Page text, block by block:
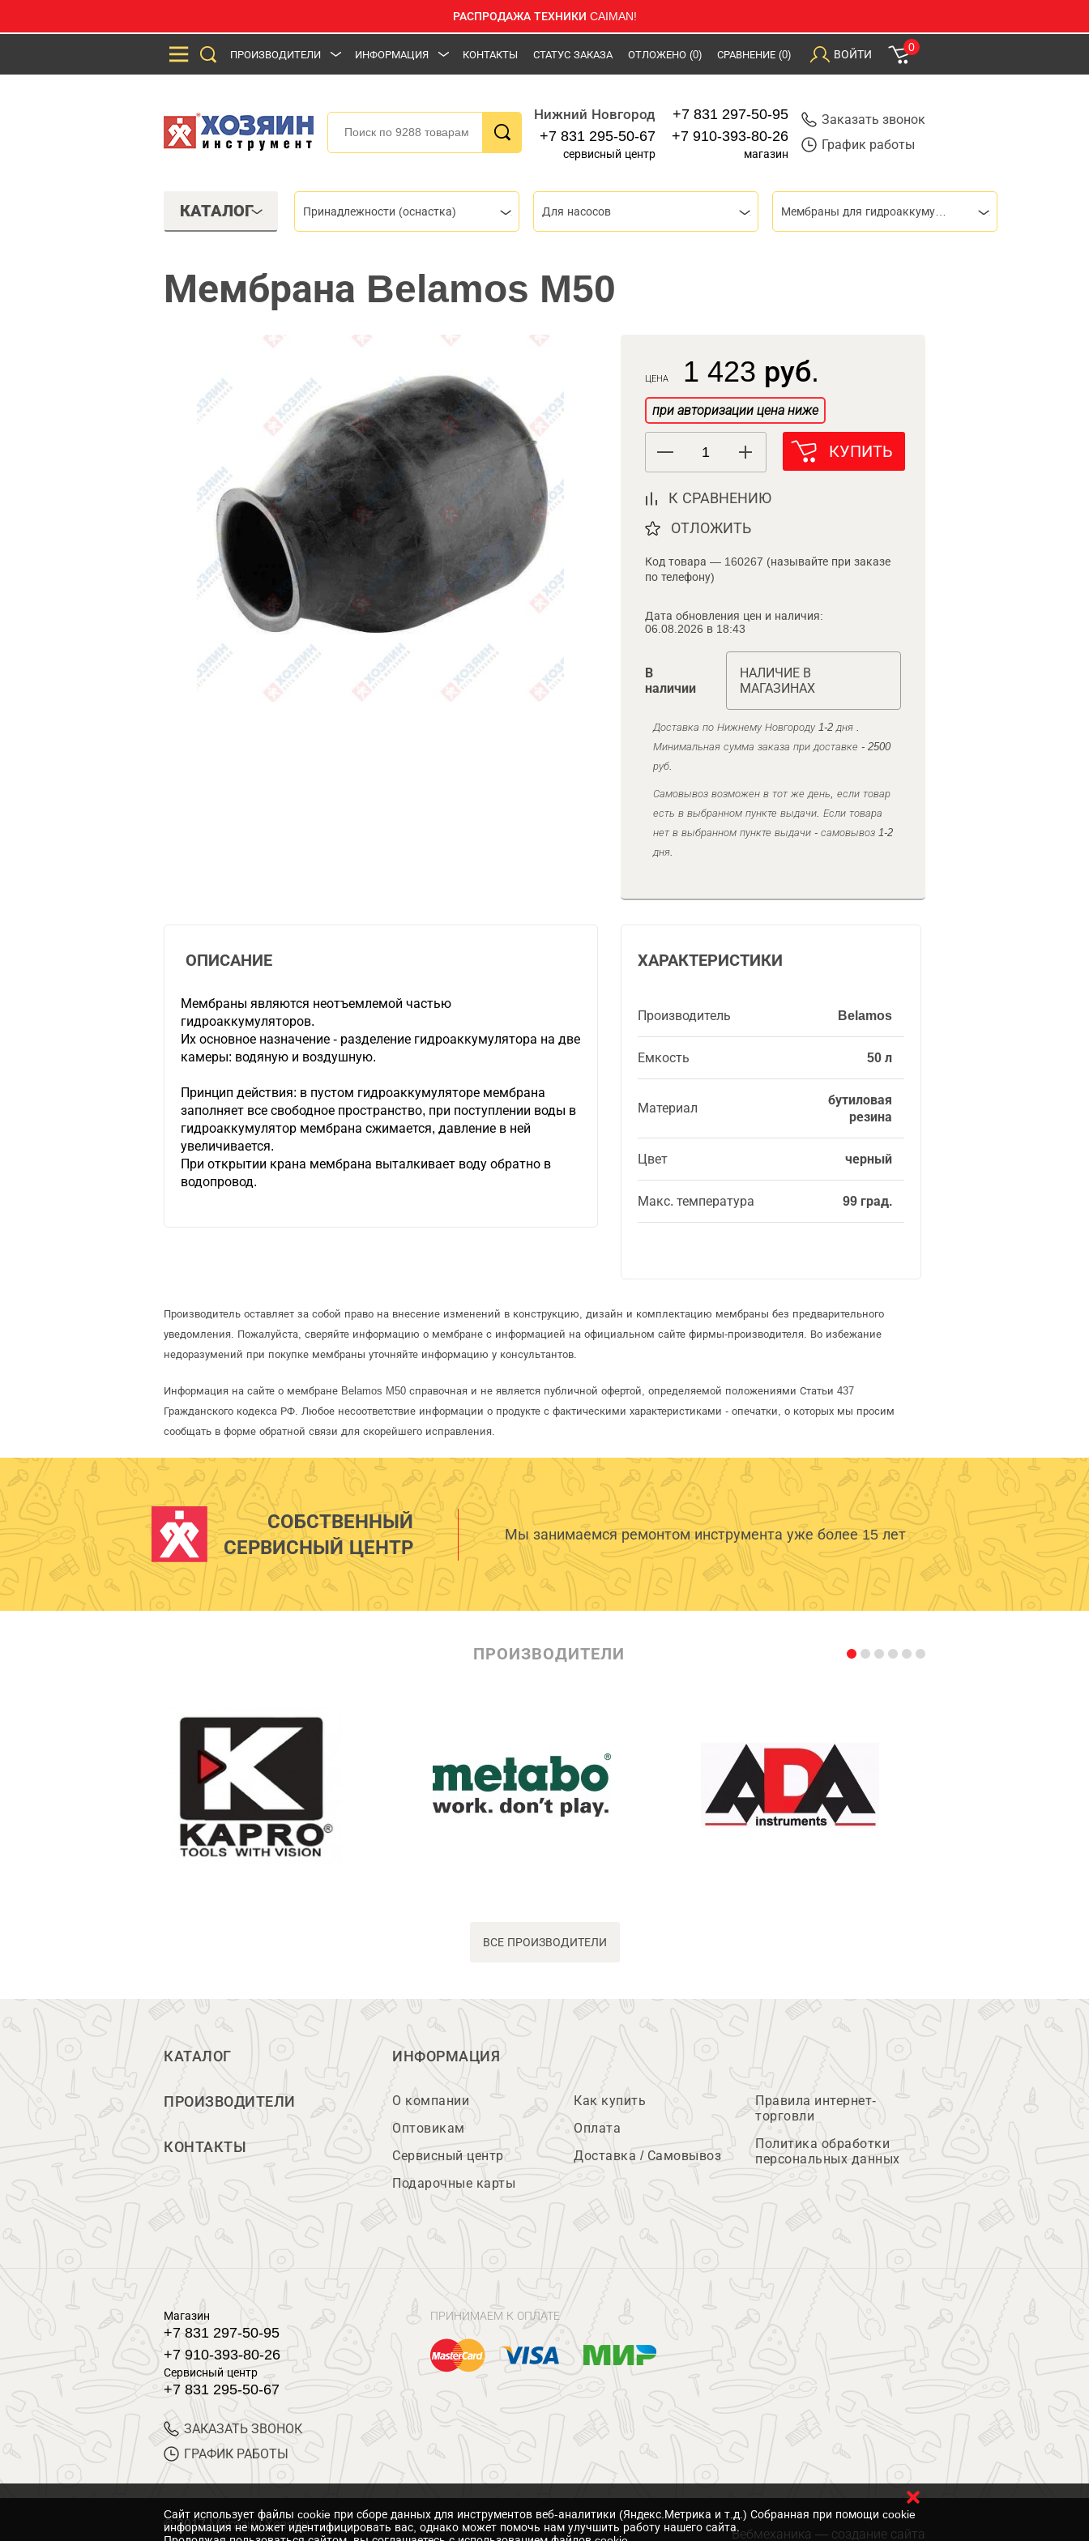
РАСПРОДАЖА ТЕХНИКИ CAIMAN!
ПРОИЗВОДИТЕЛИ ИНФОРМАЦИЯ КОНТАКТЫ СТАТУС ЗАКАЗА ОТЛОЖЕНО (0) СРАВНЕНИЕ (0) ВОЙТИ
0
Нижний Новгород
+7 831 295-50-67
сервисный центр
+7 831 297-50-95
+7 910-393-80-26
магазин
Заказать звонок
График работы
КАТАЛОГ Принадлежности (оснастка) Для насосов
Мембрана Belamos M50
ЦЕНА 1 423 руб.
при авторизации цена ниже
КУПИТЬ
К СРАВНЕНИЮ
ОТЛОЖИТЬ
Код товара — 160267 (называйте при заказе
по телефону)
Дата обновления цен и наличия:
06.08.2026 в 18:43
В
наличии
НАЛИЧИЕ В
МАГАЗИНАХ
Доставка по Нижнему Новгороду 1-2 дня .
Минимальная сумма заказа при доставке - 2500
руб.
Самовывоз возможен в тот же день, если товар
есть в выбранном пункте выдачи. Если товара
нет в выбранном пункте выдачи - самовывоз 1-2
дня.
ХАРАКТЕРИСТИКИ
Производитель Belamos
Емкость 50 л
Материал
бутиловая
резина
Цвет черный
Макс. температура 99 град.
ОПИСАНИЕ
Мембраны являются неотъемлемой частью
гидроаккумуляторов.
Их основное назначение - разделение гидроаккумулятора на две
камеры: водяную и воздушную.
Принцип действия: в пустом гидроаккумуляторе мембрана
заполняет все свободное пространство, при поступлении воды в
гидроаккумулятор мембрана сжимается, давление в ней
увеличивается.
При открытии крана мембрана выталкивает воду обратно в
водопровод.
Производитель оставляет за собой право на внесение изменений в конструкцию, дизайн и комплектацию мембраны без предварительного
уведомления. Пожалуйста, сверяйте информацию о мембране с информацией на официальном сайте фирмы-производителя. Во избежание
недоразумений при покупке мембраны уточняйте информацию у консультантов.
Информация на сайте о мембране Belamos M50 справочная и не является публичной офертой, определяемой положениями Статьи 437
Гражданского кодекса РФ. Любое несоответствие информации о продукте с фактическими характеристиками - опечатки, о которых мы просим
сообщать в форме обратной связи для скорейшего исправления.
СОБСТВЕННЫЙ
СЕРВИСНЫЙ ЦЕНТР
Мы занимаемся ремонтом инструмента уже более 15 лет
ПРОИЗВОДИТЕЛИ
ВСЕ ПРОИЗВОДИТЕЛИ
КАТАЛОГ
ПРОИЗВОДИТЕЛИ
КОНТАКТЫ
ИНФОРМАЦИЯ
О компании
Оптовикам
Сервисный центр
Подарочные карты
Как купить
Оплата
Доставка / Самовывоз
Правила интернет-
торговли
Политика обработки
персональных данных
Магазин
+7 831 297-50-95
+7 910-393-80-26
Сервисный центр
+7 831 295-50-67
ЗАКАЗАТЬ ЗВОНОК
ГРАФИК РАБОТЫ
ПРИНИМАЕМ К ОПЛАТЕ
© 2017 Магазин Хозяин
Вебмеханика — создание сайта
Cайт использует файлы cookie при сборе данных для инструментов веб-аналитики (Яндекс.Метрика и т.д.) Собранная при помощи cookie
информация не может идентифицировать вас, однако может помочь нам улучшить работу нашего сайта.